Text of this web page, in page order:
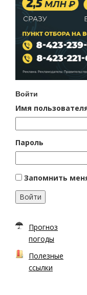
Войти
Имя
Пароль
Запомнить
Войти
Прогноз
погоды
Полезные
ссылки